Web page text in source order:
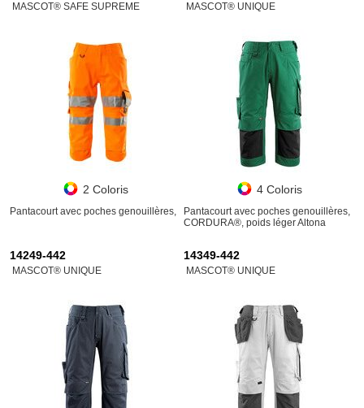
MASCOT® SAFE SUPREME
2 Coloris
Pantacourt avec poches genouillères,
MASCOT® UNIQUE
4 Coloris
Pantacourt avec poches genouillères,
CORDURA®, poids léger Altona
14249-442
MASCOT® UNIQUE
14349-442
MASCOT® UNIQUE